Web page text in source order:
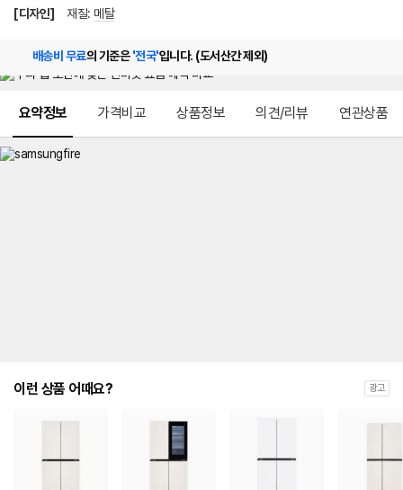
[디자인]
재질: 메탈
배송비 무료의 기준은'전국'입니다. (도서산간 제외)
요약정보 가격비교 상품정보 의견/리뷰 연관상품
이런 상품 어때요? 광고